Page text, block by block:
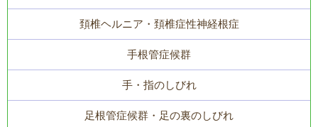
頚椎ヘルニア・頚椎症性神経根症
手根管症候群
手・指のしびれ
足根管症候群・足の裏のしびれ